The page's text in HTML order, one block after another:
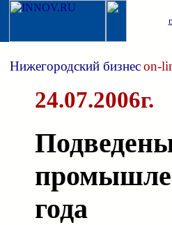
Нижегородский бизнесon-
24.07.2006г.
года